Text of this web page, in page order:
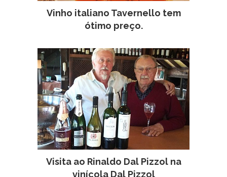
Vinho italiano Tavernello tem
ótimo preço.
Visita ao Rinaldo Dal Pizzol na
vinícola Dal Pizzol